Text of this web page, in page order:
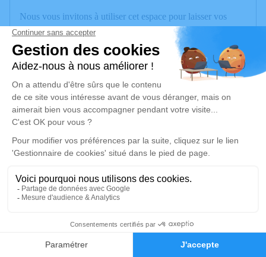
Faire-part Hommages
Nous vous invitons à utiliser cet espace pour laisser vos
condoléances, partager des photos souvenirs, une anecdote
ou exprimer vos pensées à travers des poèmes ou des textes.
Cet endroit est un lieu d'expression dédié à honorer la
Un service de plantation d’arbre hommage estdisponible
Je rends hommage
Cérémonie religieuse
mardi 03 mars 2026 à 11h00
59410 Anzin